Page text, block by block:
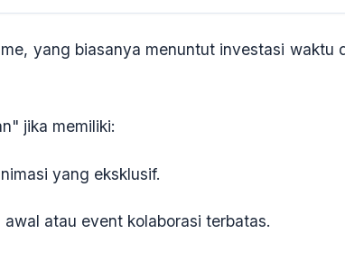
yang biasanya menuntut investasi waktu
jika memiliki:
yang eksklusif.
atau event kolaborasi terbatas.